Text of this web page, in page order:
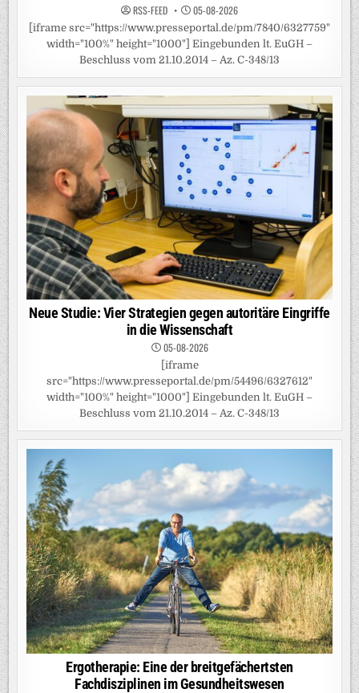
RSS-FEED 05-08-2026
[iframe src="https://www.presseportal.de/pm/7840/6327759"
width="100%" height="1000"] Eingebunden lt. EuGH –
Beschluss vom 21.10.2014 – Az. C-348/13
Neue Studie: Vier Strategien gegen autoritäre Eingriffe
in die Wissenschaft
05-08-2026
[iframe
src="https://www.presseportal.de/pm/54496/6327612"
width="100%" height="1000"] Eingebunden lt. EuGH –
Beschluss vom 21.10.2014 – Az. C-348/13
Ergotherapie: Eine der breitgefächertsten
Fachdisziplinen im Gesundheitswesen